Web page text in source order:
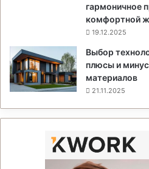
гармоничное
комфортной
19.12.2025
Выбор
плюсы и
материалов
21.11.2025